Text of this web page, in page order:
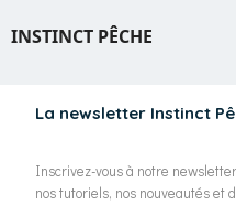
La newsletter Instinct
Inscrivez-vous à notre
nos tutoriels, nos nouveautés et
INSTINCT PÊCHE